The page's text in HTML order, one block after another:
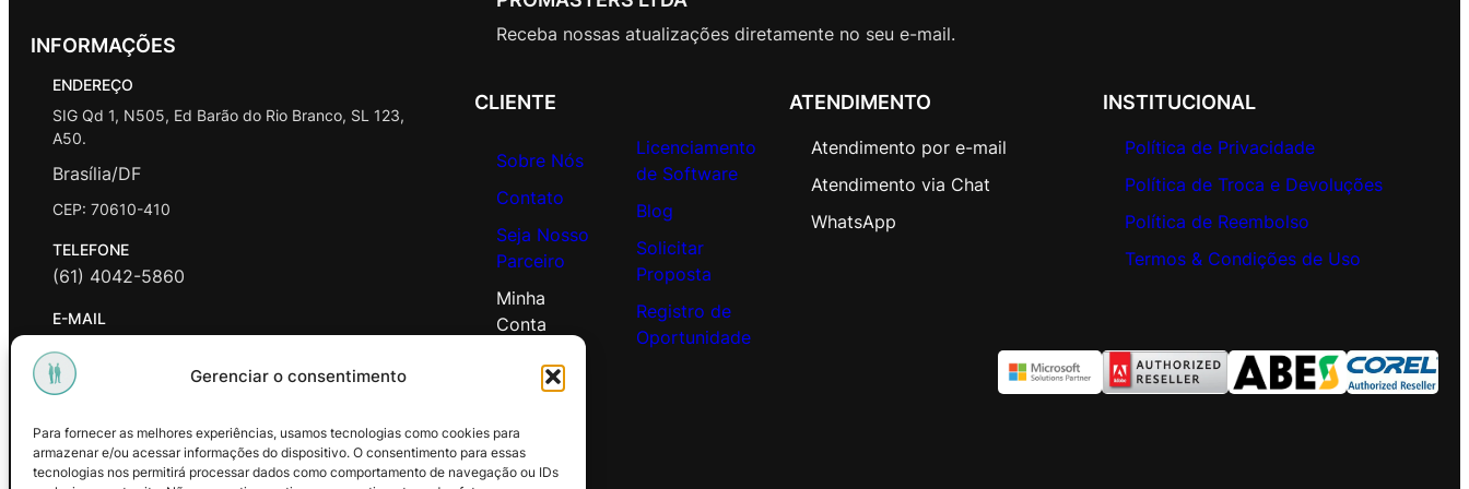
Gerenciar o consentimento
Para fornecer as melhores experiências, usamos tecnologias como cookies para
armazenar e/ou acessar informações do dispositivo. O consentimento para essas
tecnologias nos permitirá processar dados como comportamento de navegação ou IDs
e
n
INFORMAÇÕES
ENDEREÇO
SIG Qd 1, N505, Ed Barão do Rio Branco, SL 123,
A50.
Brasília/DF
CEP: 70610-410
TELEFONE
(61) 4042-5860
E-MAIL
contato@promasters.net.br
HORÁRIO DE ATENDIMENTO
Facebook Instagram Youtube
Receba nossas atualizações diretamente no seu e-mail.
CLIENTE
Sobre Nós
Contato
Seja Nosso
Parceiro
Minha
Conta
Licenciamento
de Software
Blog
Solicitar
Proposta
Registro de
Oportunidade
ATENDIMENTO
Atendimento por e-mail
Atendimento via Chat
WhatsApp
INSTITUCIONAL
Política de Privacidade
Política de Troca e Devoluções
Política de Reembolso
Termos & Condições de Uso